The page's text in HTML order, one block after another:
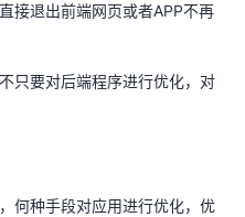
接退出前端网页或者APP不再
只要对后端程序进行优化，对
何种手段对应用进行优化，优